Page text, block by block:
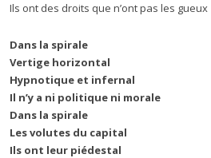
Ils ont des droits que n’ont pas les gueux
Dans la spirale
Vertige horizontal
Hypnotique et infernal
Il n’y a ni politique ni morale
Dans la spirale
Les volutes du capital
Ils ont leur piédestal